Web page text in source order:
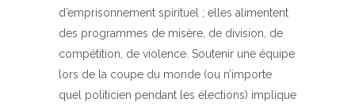
d’emprisonnement spirituel ; elles alimentent
des programmes de misère, de division, de
compétition, de violence. Soutenir une équipe
lors de la coupe du monde (ou n’importe
quel politicien pendant les élections) implique